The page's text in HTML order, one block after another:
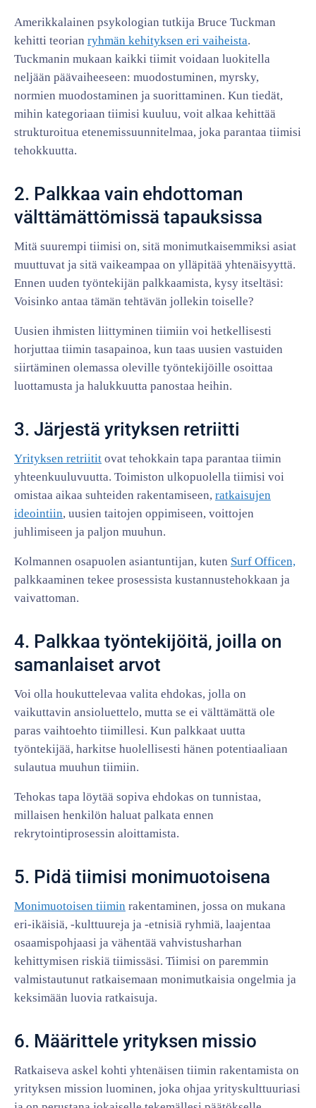
Amerikkalainen psykologian tutkija Bruce Tuckman
kehitti teorian ryhmän kehityksen eri vaiheista.
Tuckmanin mukaan kaikki tiimit voidaan luokitella
neljään päävaiheeseen: muodostuminen, myrsky,
normien muodostaminen ja suorittaminen. Kun tiedät,
mihin kategoriaan tiimisi kuuluu, voit alkaa kehittää
strukturoitua etenemissuunnitelmaa, joka parantaa tiimisi
tehokkuutta.
2. Palkkaa vain ehdottoman
välttämättömissä tapauksissa
Mitä suurempi tiimisi on, sitä monimutkaisemmiksi asiat
muuttuvat ja sitä vaikeampaa on ylläpitää yhtenäisyyttä.
Ennen uuden työntekijän palkkaamista, kysy itseltäsi:
Voisinko antaa tämän tehtävän jollekin toiselle?
Uusien ihmisten liittyminen tiimiin voi hetkellisesti
horjuttaa tiimin tasapainoa, kun taas uusien vastuiden
siirtäminen olemassa oleville työntekijöille osoittaa
luottamusta ja halukkuutta panostaa heihin.
3. Järjestä yrityksen retriitti
Yrityksen retriitit ovat tehokkain tapa parantaa tiimin
yhteenkuuluvuutta. Toimiston ulkopuolella tiimisi voi
omistaa aikaa suhteiden rakentamiseen, ratkaisujen
ideointiin, uusien taitojen oppimiseen, voittojen
juhlimiseen ja paljon muuhun.
Kolmannen osapuolen asiantuntijan, kuten Surf Officen,
palkkaaminen tekee prosessista kustannustehokkaan ja
vaivattoman.
4. Palkkaa työntekijöitä, joilla on
samanlaiset arvot
Voi olla houkuttelevaa valita ehdokas, jolla on
vaikuttavin ansioluettelo, mutta se ei välttämättä ole
paras vaihtoehto tiimillesi. Kun palkkaat uutta
työntekijää, harkitse huolellisesti hänen potentiaaliaan
sulautua muuhun tiimiin.
Tehokas tapa löytää sopiva ehdokas on tunnistaa,
millaisen henkilön haluat palkata ennen
rekrytointiprosessin aloittamista.
5. Pidä tiimisi monimuotoisena
Monimuotoisen tiimin rakentaminen, jossa on mukana
eri-ikäisiä, -kulttuureja ja -etnisiä ryhmiä, laajentaa
osaamispohjaasi ja vähentää vahvistusharhan
kehittymisen riskiä tiimissäsi. Tiimisi on paremmin
valmistautunut ratkaisemaan monimutkaisia ongelmia ja
keksimään luovia ratkaisuja.
6. Määrittele yrityksen missio
Ratkaiseva askel kohti yhtenäisen tiimin rakentamista on
yrityksen mission luominen, joka ohjaa yrityskulttuuriasi